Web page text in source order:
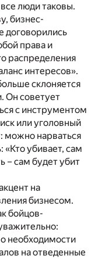
люди таковы.
бизнес-
договорились
права и
распределения
интересов».
склоняется
Он советует
с инструментом
или уголовный
можно нарваться
«Кто убивает, сам
– сам будет убит
на
бизнесом.
бойцов-
необходимости
на отведенные